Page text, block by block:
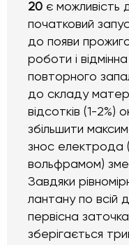
20 є можливість
початковий
до появи
роботи і
повторного
до складу
відсотків (1-2%)
збільшити
знос електрода
вольфрамом)
Завдяки
лантану по всій
первісна
зберігається